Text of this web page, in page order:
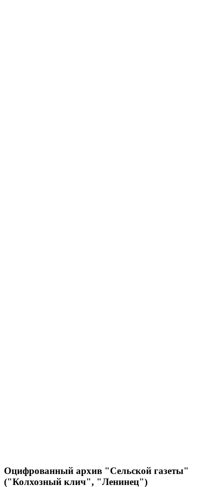
Оцифрованный архив "Сельской газеты"
("Колхозный клич", "Ленинец")